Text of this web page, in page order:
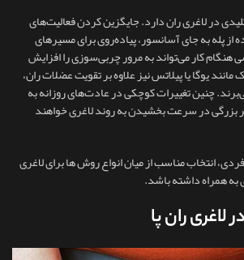
در لاغری ران دارد. جایگزین کردن فعالیت‌های
از پله به‌ جای آسانسور، پیاده‌روی برای مسیرهای
هنگام کار می‌تواند به مرور چربی‌سوزی را افزایش
یوگا یا پیلاتس نیز علاوه بر تقویت عضلات ران،
چنین تغییرات کوچکی در عادت‌های روزانه به‌
بزرگی در سرعت بخشیدن به روند لاغری خواهند
انتخاب مناسب از میان انواع روش ها برای لاغری
به همراه داشته باشد.
ران پا